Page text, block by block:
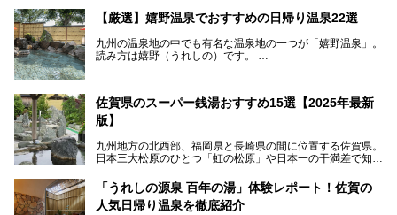
しかし良質の自家源泉を所有し、日帰り入浴が可能な点はあ
まり知られていません。近寄りがたいほどの敷居の高いイメ
ージとは反して、実は温かみある接客が特徴の名宿です。
文化財のラグジュアリー名宿で、お得にプチ贅沢体験を。今
【厳選】嬉野温泉でおすすめの日帰り温泉22選
九州の温泉地の中でも有名な温泉地の一つが「嬉野温泉」。
読み方は嬉野（うれしの）です。
り、「美肌祈願」ができる豊玉姫神社があったりと見どころ
満載。
温泉も日帰り温泉施設から老舗の旅館までバラエティに富ん
でいて、老若男女、家族からカップルまで満喫できます。
時間がゆっくりと流れ、観光も楽しめる嬉野温泉、その中で
も人気の日帰り温泉を紹介します！
泉質はもちろん、施設も充実している所が多く、いくつも回
りたい場所ばかりですよ。
佐賀県のスーパー銭湯おすすめ15選【2025年最新
版】
九州地方の北西部、福岡県と長崎県の間に位置する佐賀県。
日本三大松原のひとつ「虹の松原」や日本一の干満差で知ら
魅力です。有田焼や伊万里焼、唐津焼などのやきものが盛ん
なことでも知られています。
佐賀県にはまた、嬉野温泉や武雄温泉を筆頭に数多くの温泉
「うれしの源泉 百年の湯」体験レポート！佐賀の
人気日帰り温泉を徹底紹介